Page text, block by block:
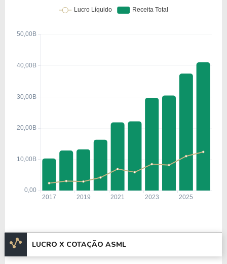
LUCRO X COTAÇÃO ASML